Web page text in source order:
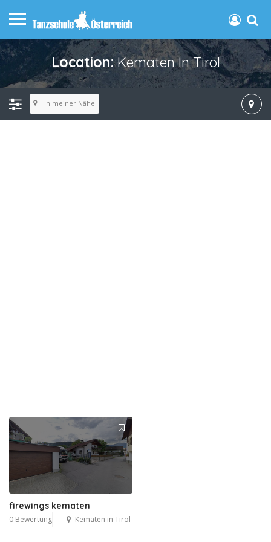
Location:Kematen In Tirol
In meiner Nähe
firewings kematen
0 Bewertung Kematen in Tirol